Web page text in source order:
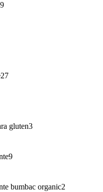
27
gluten3
9
bumbac organic2